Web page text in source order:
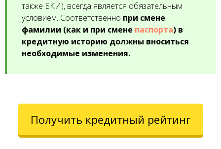
также БКИ), всегда является обязательным
условием. Соответственно при смене
фамилии (как и при смене паспорта) в
кредитную историю должны вноситься
необходимые изменения.
Получить кредитный рейтинг